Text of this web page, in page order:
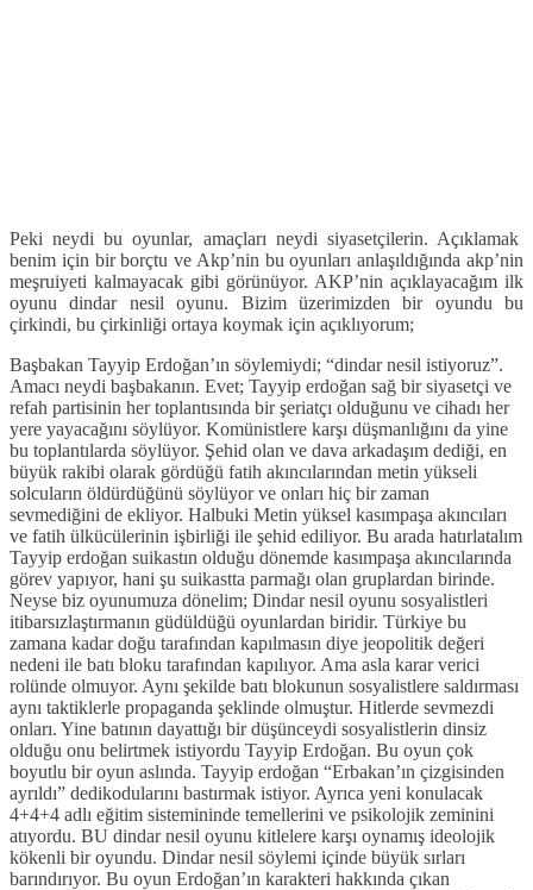
Peki neydi bu oyunlar, amaçları neydi siyasetçilerin. Açıklamak
benim için bir borçtu ve Akp’nin bu oyunları anlaşıldığında akp’nin
meşruiyeti kalmayacak gibi görünüyor. AKP’nin açıklayacağım ilk
oyunu dindar nesil oyunu. Bizim üzerimizden bir oyundu bu
çirkindi, bu çirkinliği ortaya koymak için açıklıyorum;
Başbakan Tayyip Erdoğan’ın söylemiydi; “dindar nesil istiyoruz”.
Amacı neydi başbakanın. Evet; Tayyip erdoğan sağ bir siyasetçi ve
refah partisinin her toplantısında bir şeriatçı olduğunu ve cihadı her
yere yayacağını söylüyor. Komünistlere karşı düşmanlığını da yine
bu toplantılarda söylüyor. Şehid olan ve dava arkadaşım dediği, en
büyük rakibi olarak gördüğü fatih akıncılarından metin yükseli
solcuların öldürdüğünü söylüyor ve onları hiç bir zaman
sevmediğini de ekliyor. Halbuki Metin yüksel kasımpaşa akıncıları
ve fatih ülkücülerinin işbirliği ile şehid ediliyor. Bu arada hatırlatalım
Tayyip erdoğan suikastın olduğu dönemde kasımpaşa akıncılarında
görev yapıyor, hani şu suikastta parmağı olan gruplardan birinde.
Neyse biz oyunumuza dönelim; Dindar nesil oyunu sosyalistleri
itibarsızlaştırmanın güdüldüğü oyunlardan biridir. Türkiye bu
zamana kadar doğu tarafından kapılmasın diye jeopolitik değeri
nedeni ile batı bloku tarafından kapılıyor. Ama asla karar verici
rolünde olmuyor. Aynı şekilde batı blokunun sosyalistlere saldırması
aynı taktiklerle propaganda şeklinde olmuştur. Hitlerde sevmezdi
onları. Yine batının dayattığı bir düşünceydi sosyalistlerin dinsiz
olduğu onu belirtmek istiyordu Tayyip Erdoğan. Bu oyun çok
boyutlu bir oyun aslında. Tayyip erdoğan “Erbakan’ın çizgisinden
ayrıldı” dedikodularını bastırmak istiyor. Ayrıca yeni konulacak
4+4+4 adlı eğitim sistemininde temellerini ve psikolojik zeminini
atıyordu. BU dindar nesil oyunu kitlelere karşı oynamış ideolojik
kökenli bir oyundu. Dindar nesil söylemi içinde büyük sırları
barındırıyor. Bu oyun Erdoğan’ın karakteri hakkında çıkan